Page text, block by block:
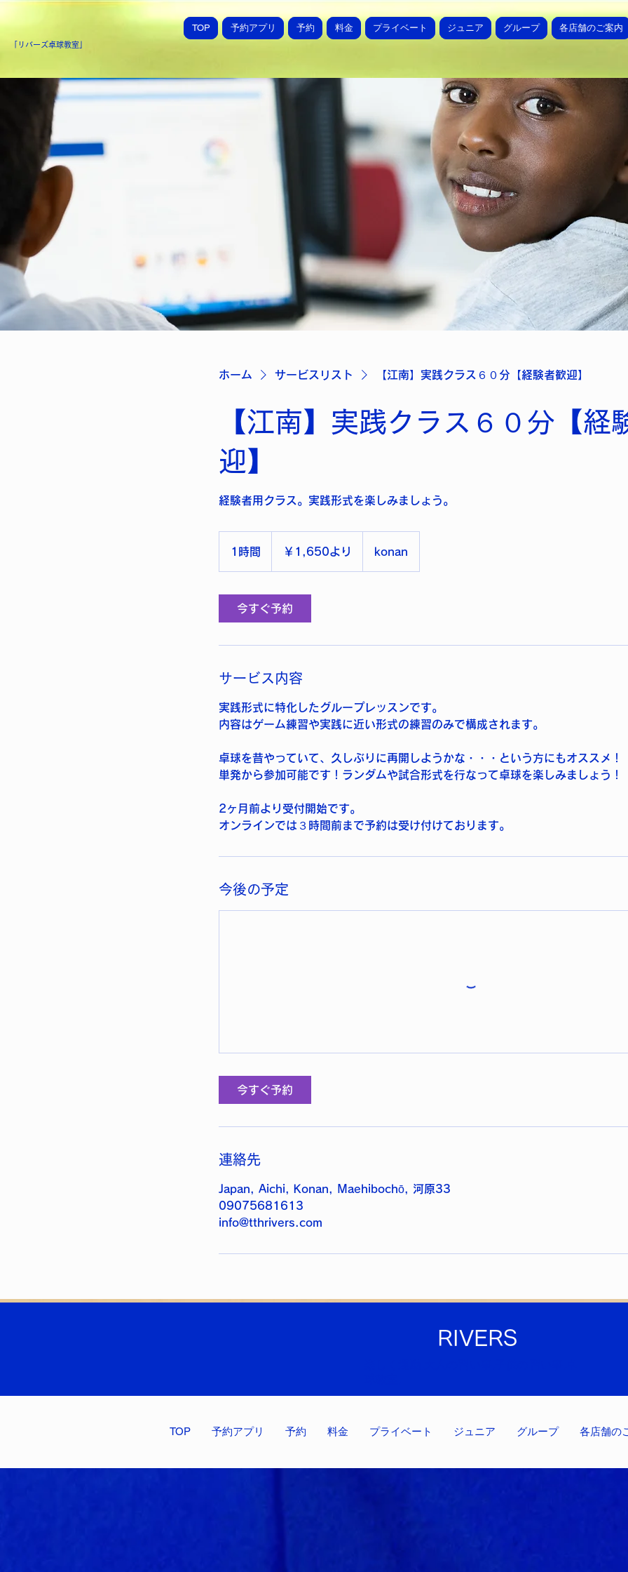
「​リバーズ卓球教室」
TOP 予約アプリ 予約 料金 プライベート ジュニア グループ 各店舗のご案内
ホーム サービスリスト 【江南】実践クラス６０分【経験者歓迎】
【江南】実践クラス６０分【経
迎】
経験者用クラス。実践形式を楽しみましょう。
1時間 ￥1,650より konan
今すぐ予約
サービス内容
実践形式に特化したグループレッスンです。
内容はゲーム練習や実践に近い形式の練習のみで構成されます。
卓球を昔やっていて、久しぶりに再開しようかな・・・という方にもオススメ！
単発から参加可能です！ランダムや試合形式を行なって卓球を楽しみましょう！
2ヶ月前より受付開始です。
オンラインでは３時間前まで予約は受け付けております。
今後の予定
今すぐ予約
連絡先
Japan, Aichi, Konan, Maehibochō, 河原33
09075681613
info@tthrivers.com
RIVERS
TOP 予約アプリ 予約 料金 プライベート ジュニア グループ 各店舗の